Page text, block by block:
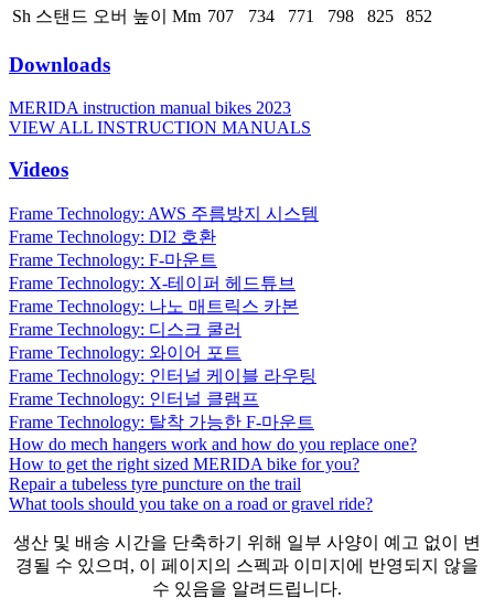
Sh 스탠드 오버 높이 Mm 707 734 771 798 825 852
Downloads
MERIDA instruction manual bikes 2023
VIEW ALL INSTRUCTION MANUALS
Videos
Frame Technology: AWS 주름방지 시스템
Frame Technology: DI2 호환
Frame Technology: F-마운트
Frame Technology: X-테이퍼 헤드튜브
Frame Technology: 나노 매트릭스 카본
Frame Technology: 디스크 쿨러
Frame Technology: 와이어 포트
Frame Technology: 인터널 케이블 라우팅
Frame Technology: 인터널 클램프
Frame Technology: 탈착 가능한 F-마운트
How do mech hangers work and how do you replace one?
How to get the right sized MERIDA bike for you?
Repair a tubeless tyre puncture on the trail
What tools should you take on a road or gravel ride?
생산 및 배송 시간을 단축하기 위해 일부 사양이 예고 없이 변
경될 수 있으며, 이 페이지의 스펙과 이미지에 반영되지 않을
수 있음을 알려드립니다.